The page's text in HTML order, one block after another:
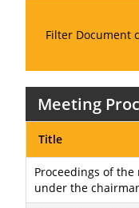
Filter Document
Meeting
Title
Proceedings of
under the